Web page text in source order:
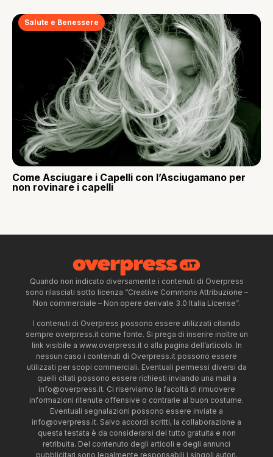
Salute e Benessere
Come Asciugare i Capelli con l’Asciugamano per
non rovinare i capelli
Quando non indicato diversamente i contenuti di Overpress
sono rilasciati sotto licenza “Creative Commons Attribuzione –
Non commerciale – Non opere derivate 3.0 Italia License”.
I contenuti di Overpress possono essere utilizzati citando
sempre overpress.it come fonte. Si prega di inserire inoltre un
link visibile a www.overpress.it o alla pagina dell’articolo. In
nessun caso i contenuti di Overpress.it possono essere
utilizzati per scopi commerciali. Eventuali permessi diversi da
quelli citati possono essere richiesti inviando una mail a
info@overpress.it. Ci riserviamo la facoltà di rimuovere
informazioni ritenute offensive o contrarie al buon costume.
Eventuali segnalazioni possono essere inviate a
info@overpress.it. Salvo accordi scritti, la collaborazione a
questa testata è da considerarsi del tutto gratuita e non
retribuita. Del contenuto degli articoli e degli annunci
pubblicitari sono legalmente responsabili i singoli autori.